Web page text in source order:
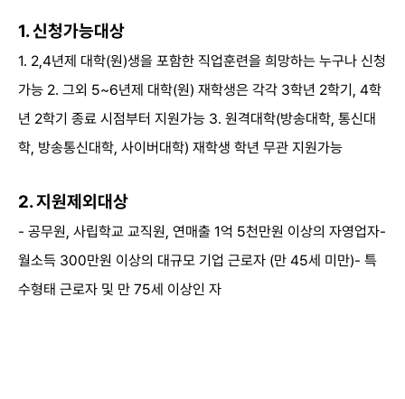
1. 신청가능대상
1. 2,4년제 대학(원)생을 포함한 직업훈련을 희망하는 누구나 신청
가능 2. 그외 5~6년제 대학(원) 재학생은 각각 3학년 2학기, 4학
년 2학기 종료 시점부터 지원가능 3. 원격대학(방송대학, 통신대
학, 방송통신대학, 사이버대학) 재학생 학년 무관 지원가능
2. 지원제외대상
- 공무원, 사립학교 교직원, 연매출 1억 5천만원 이상의 자영업자-
월소득 300만원 이상의 대규모 기업 근로자 (만 45세 미만)- 특
수형태 근로자 및 만 75세 이상인 자